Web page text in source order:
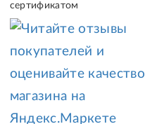
сертификатом